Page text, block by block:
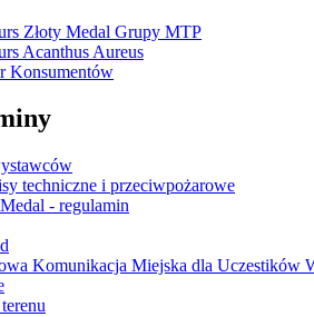
Złoty Medal Grupy MTP
Acanthus Aureus
Konsumentów
techniczne i przeciwpożarowe
- regulamin
Komunikacja Miejska dla Uczestików